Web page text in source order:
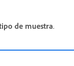
de muestra.